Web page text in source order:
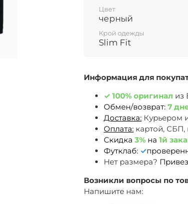
Информация для
✓ 100% оригинал из
Обмен/возврат: 7
Доставка: Курьером
Оплата: картой, СБП,
Скидка 3% на 1й
Футклаб: ✓
Нет размера?
Возникли вопросы по
Напишите нам:
Цвет
черный
Крой одежды
Slim Fit